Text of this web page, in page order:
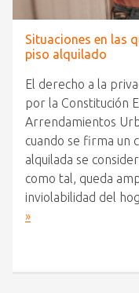
Situaciones en las
piso alquilado
El derecho a la
por la Constitución
Arrendamientos
cuando se firma un
alquilada se
como tal, queda
inviolabilidad del
»